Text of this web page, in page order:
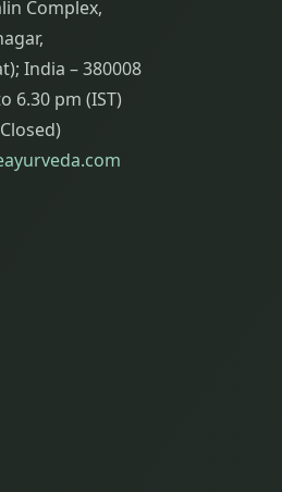
Complex,
India – 380008
6.30 pm (IST)